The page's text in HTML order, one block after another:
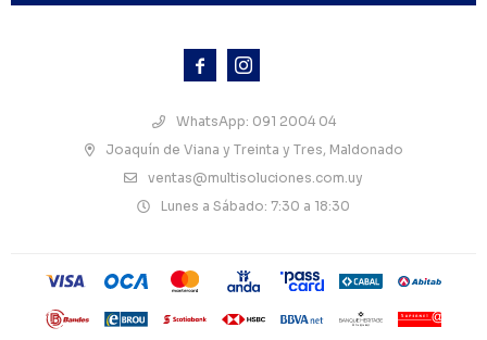
 
WhatsApp: 091 2004 04
Joaquín de Viana y Treinta y Tres, Maldonado
ventas@multisoluciones.com.uy
Lunes a Sábado: 7:30 a 18:30